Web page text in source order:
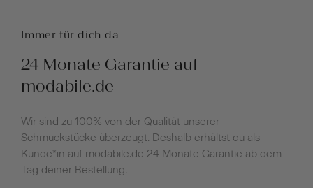
Immer für dich da
24 Monate Garantie auf
modabile.de
Wir sind zu 100% von der Qualität unserer
Schmuckstücke überzeugt. Deshalb erhältst du als
Kunde*in auf modabile.de 24 Monate Garantie ab dem
Tag deiner Bestellung.